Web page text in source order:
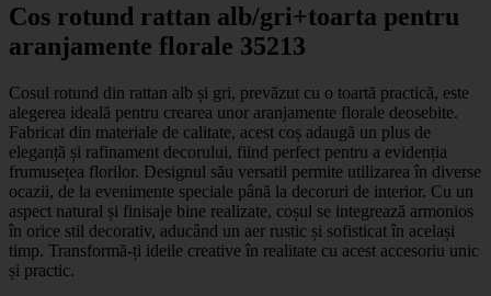
Cos rotund rattan alb/gri+toarta pentru
aranjamente florale 35213
Cosul rotund din rattan alb și gri, prevăzut cu o toartă practică, este
alegerea ideală pentru crearea unor aranjamente florale deosebite.
Fabricat din materiale de calitate, acest coș adaugă un plus de
eleganță și rafinament decorului, fiind perfect pentru a evidenția
frumusețea florilor. Designul său versatil permite utilizarea în diverse
ocazii, de la evenimente speciale până la decoruri de interior. Cu un
aspect natural și finisaje bine realizate, coșul se integrează armonios
în orice stil decorativ, aducând un aer rustic și sofisticat în același
timp. Transformă-ți ideile creative în realitate cu acest accesoriu unic
și practic.